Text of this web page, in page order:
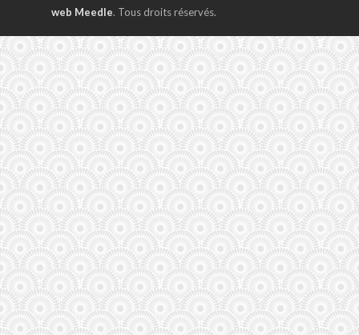
web Meedle. Tous droits réservés.